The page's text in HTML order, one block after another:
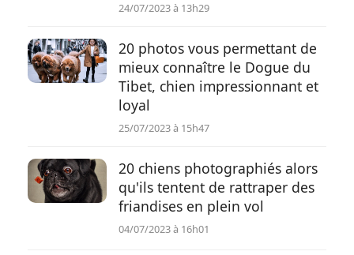
24/07/2023 à 13h29
20 photos vous permettant de
mieux connaître le Dogue du
Tibet, chien impressionnant et
loyal
25/07/2023 à 15h47
20 chiens photographiés alors
qu'ils tentent de rattraper des
friandises en plein vol
04/07/2023 à 16h01